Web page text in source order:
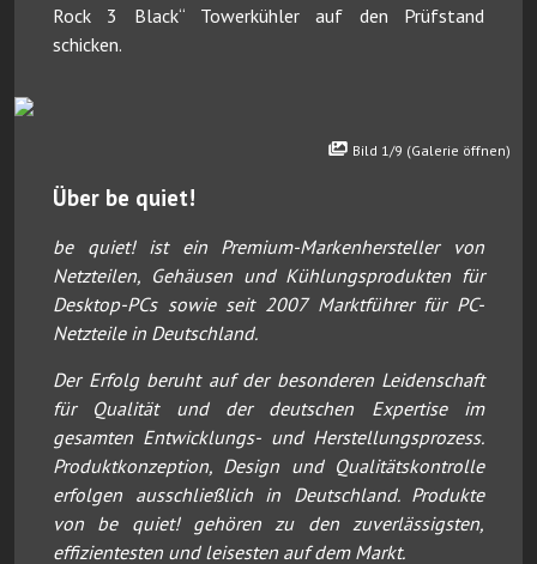
Rock 3 Black“ Towerkühler auf den Prüfstand
schicken.
Bild 1/9 (Galerie öffnen)
Über be quiet!
be quiet! ist ein Premium-Markenhersteller von
Netzteilen, Gehäusen und Kühlungsprodukten für
Desktop-PCs sowie seit 2007 Marktführer für PC-
Netzteile in Deutschland.
Der Erfolg beruht auf der besonderen Leidenschaft
für Qualität und der deutschen Expertise im
gesamten Entwicklungs- und Herstellungsprozess.
Produktkonzeption, Design und Qualitätskontrolle
erfolgen ausschließlich in Deutschland. Produkte
von be quiet! gehören zu den zuverlässigsten,
effizientesten und leisesten auf dem Markt.